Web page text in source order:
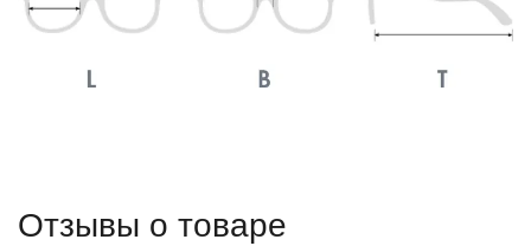
Отзывы о товаре